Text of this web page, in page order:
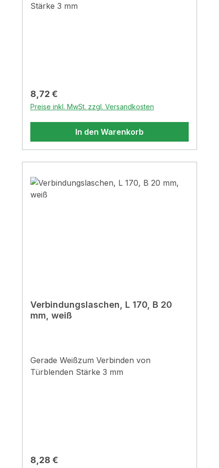
Stärke 3 mm
Regulärer Preis:
8,72 €
Preise inkl. MwSt. zzgl. Versandkosten
In den Warenkorb
Verbindungslaschen, L 170, B 20
mm, weiß
Gerade Weißzum Verbinden von
Türblenden Stärke 3 mm
Regulärer Preis:
8,28 €